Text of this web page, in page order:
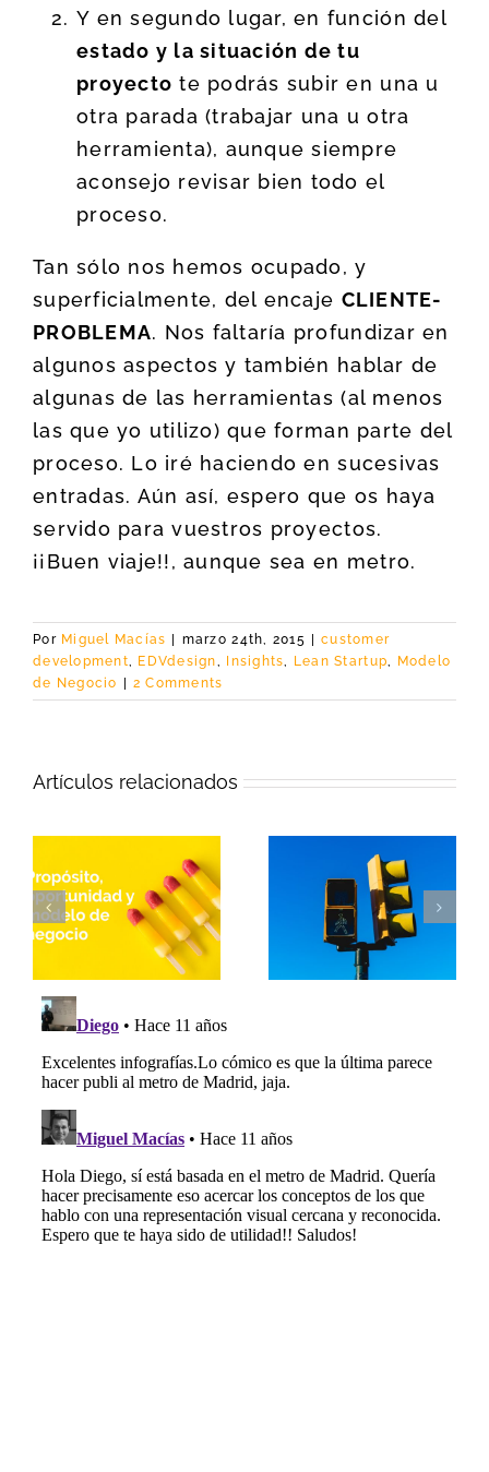
Y en segundo lugar, en función del
estado y la situación de tu
proyecto te podrás subir en una u
otra parada (trabajar una u otra
herramienta), aunque siempre
aconsejo revisar bien todo el
proceso.
Tan sólo nos hemos ocupado, y
superficialmente, del encaje CLIENTE-
PROBLEMA. Nos faltaría profundizar en
algunos aspectos y también hablar de
algunas de las herramientas (al menos
las que yo utilizo) que forman parte del
proceso. Lo iré haciendo en sucesivas
entradas. Aún así, espero que os haya
servido para vuestros proyectos.
¡¡Buen viaje!!, aunque sea en metro.
Por Miguel Macías | marzo 24th, 2015 | customer
development, EDVdesign, Insights, Lean Startup, Modelo
de Negocio | 2 Comments
Artículos relacionados
Empieza tu
modelo de
negocio por el para
qué, el propósito
EDV©, nueva
versión de una
hoja de ruta para